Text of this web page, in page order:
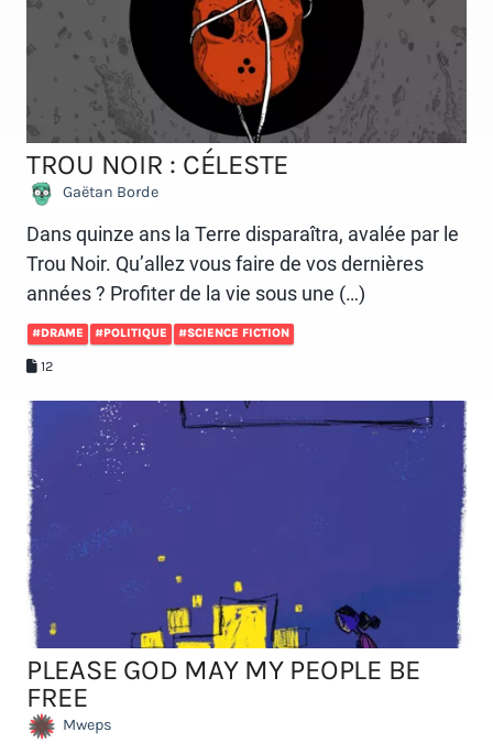
TROU NOIR : CÉLESTE
Gaëtan Borde
Dans quinze ans la Terre disparaîtra, avalée par le
Trou Noir. Qu’allez vous faire de vos dernières
années ? Profiter de la vie sous une (…)
#DRAME #POLITIQUE #SCIENCE FICTION
12
PLEASE GOD MAY MY PEOPLE BE
FREE
Mweps